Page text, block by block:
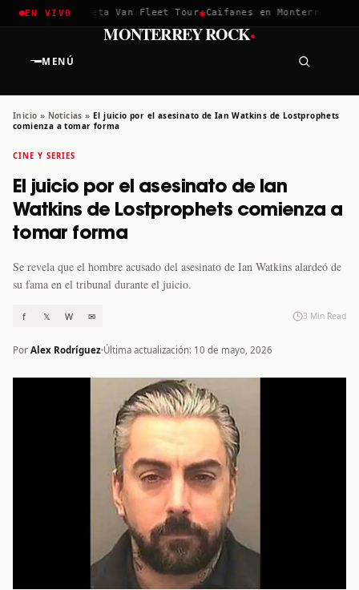
EN VIVO
2026 ✱Greta Van Fleet Tour✱Caifanes en Monterrey · 12
MENÚ
MONTERREY ROCK·
Inicio » Noticias » El juicio por el asesinato de Ian Watkins de Lostprophets
comienza a tomar forma
CINE Y SERIES
El juicio por el asesinato de Ian
Watkins de Lostprophets comienza a
tomar forma
Se revela que el hombre acusado del asesinato de Ian Watkins alardeó de
su fama en el tribunal durante el juicio.
f 𝕏 W ✉ 3 Min Read
Por Alex Rodríguez Última actualización: 10 de mayo, 2026